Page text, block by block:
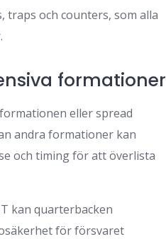
traps och counters, som alla
formationer
eller spread
andra formationer kan
och timing för att överlista
kan quarterbacken
för försvaret